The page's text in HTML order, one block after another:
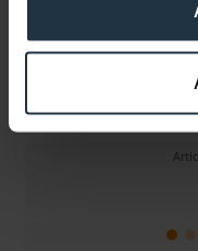
HDMI